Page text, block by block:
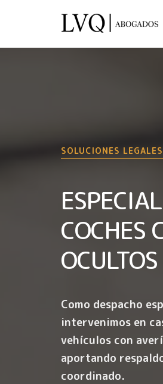
SOLUCIONES
COCHES
Como despacho
intervenimos en
vehículos con
aportando
coordinado.